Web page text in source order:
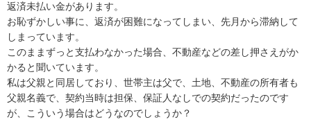
返済未払い金があります。
お恥ずかしい事に、返済が困難になってしまい、先月から滞納して
しまっています。
このままずっと支払わなかった場合、不動産などの差し押さえがか
かると聞いています。
私は父親と同居しており、世帯主は父で、土地、不動産の所有者も
父親名義で、契約当時は担保、保証人なしでの契約だったのです
が、こういう場合はどうなのでしょうか？